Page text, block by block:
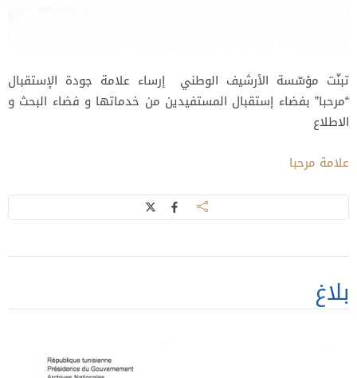
تبنّت مؤسّسة الأرشيف الوطني إرساء علامة جودة الإستقبال
“مرحبا” بفضاء إستقبال المستفيدين من خدماتها و فضاء البحث و
الاطلاع
علامة مرحبا
بلاغ